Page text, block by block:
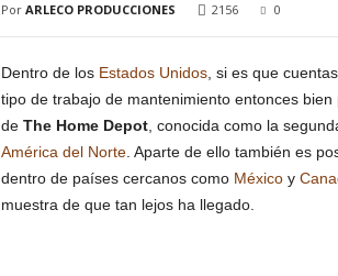
Por ARLECO PRODUCCIONES 2156 0
Dentro de los Estados Unidos, si es que
tipo de trabajo de mantenimiento entonces
de The Home Depot, conocida como la
América del Norte. Aparte de ello también es
dentro de países cercanos como Méxicoy
muestra de que tan lejos ha llegado.